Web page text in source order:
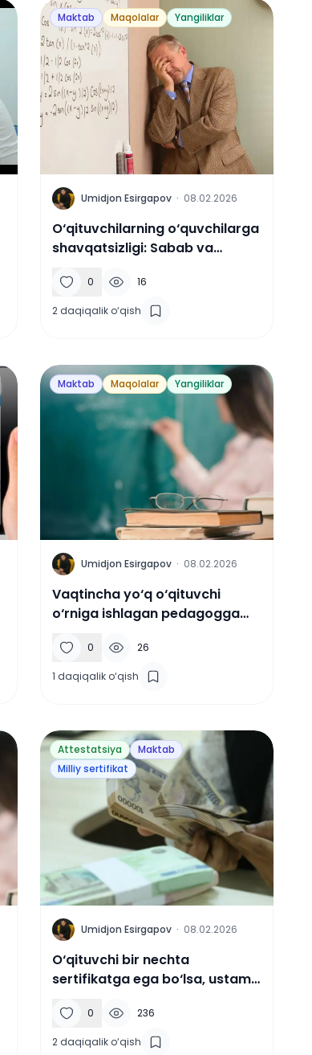
Maktab Maqolalar Yangiliklar
U Umidjon Esirgapov · 08.02.2026
O‘qituvchilarning o‘quvchilarga
shavqatsizligi: Sabab va
0 16
2 daqiqalik o‘qish
Maktab Maqolalar Yangiliklar
U Umidjon Esirgapov · 08.02.2026
Vaqtincha yo‘q o‘qituvchi
o‘rniga ishlagan pedagogga
0 26
1 daqiqalik o‘qish
Attestatsiya
Maktab
Milliy sertifikat
U Umidjon Esirgapov · 08.02.2026
O‘qituvchi bir nechta
sertifikatga ega bo‘lsa, ustama
0 236
2 daqiqalik o‘qish